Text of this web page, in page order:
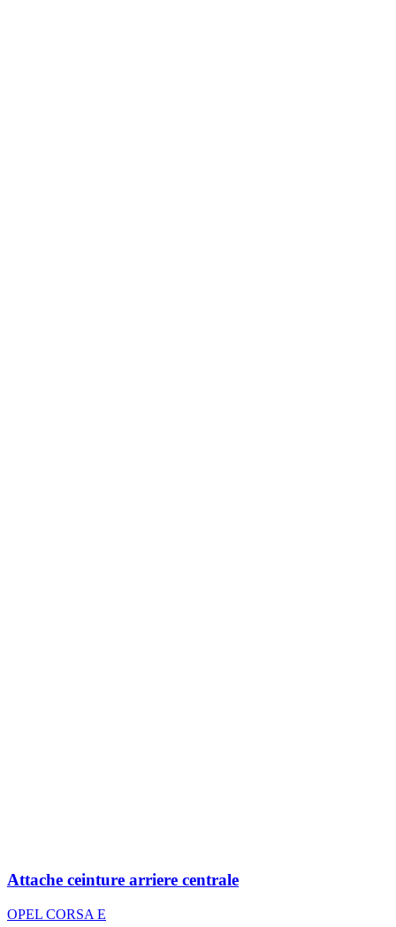
Attache ceinture arriere centrale
OPEL CORSA E